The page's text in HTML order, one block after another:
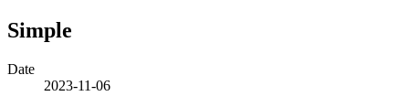
Simple
Date
2023-11-06